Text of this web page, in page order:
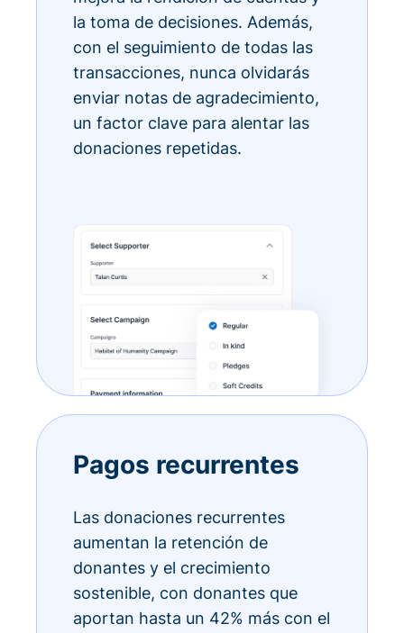
la toma de decisiones. Además,
con el seguimiento de todas las
transacciones, nunca olvidarás
enviar notas de agradecimiento,
un factor clave para alentar las
donaciones repetidas.
Pagos recurrentes
Las donaciones recurrentes
aumentan la retención de
donantes y el crecimiento
sostenible, con donantes que
aportan hasta un 42% más con el